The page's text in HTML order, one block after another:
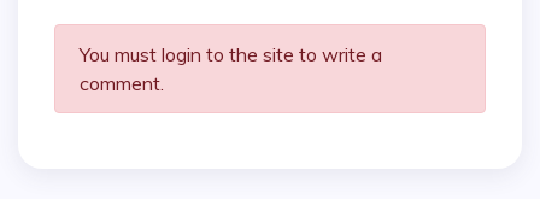
You must login to the site to write a
comment.